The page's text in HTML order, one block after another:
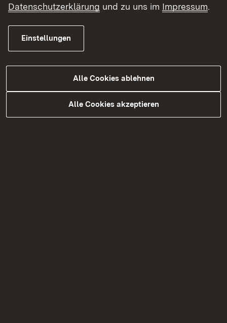
Datenschutzerklärung und zu uns im Impressum.
Einstellungen
Alle Cookies ablehnen
Alle Cookies akzeptieren